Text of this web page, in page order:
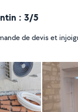
: 3/5
de devis et